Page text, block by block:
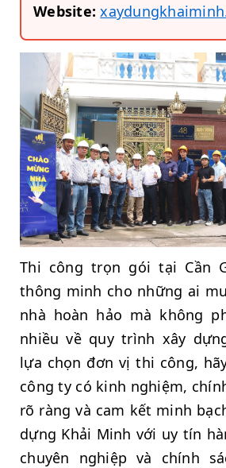
Website:
Thi công trọn gói tại Cần
thông minh cho những ai
nhà hoàn hảo mà không
nhiều về quy trình xây
lựa chọn đơn vị thi công,
công ty có kinh nghiệm,
rõ ràng và cam kết minh
dựng Khải Minh với uy tín
chuyên nghiệp và chính